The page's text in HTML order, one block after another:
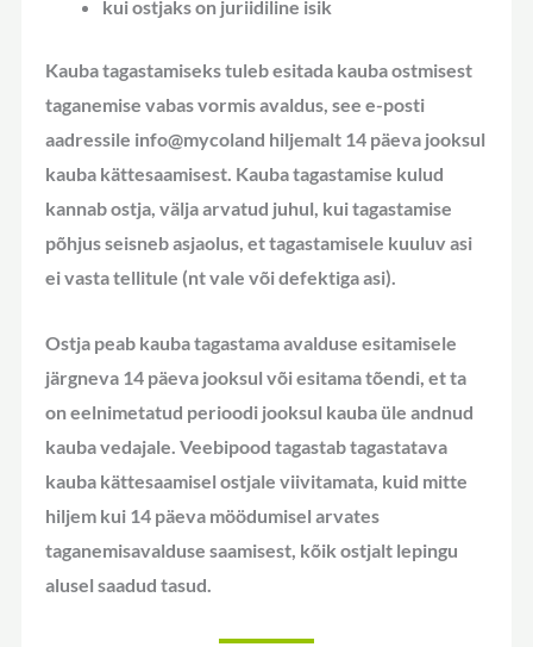
kui ostjaks on juriidiline isik
Kauba tagastamiseks tuleb esitada kauba ostmisest
taganemise vabas vormis avaldus, see e-posti
aadressile info@mycoland hiljemalt 14 päeva jooksul
kauba kättesaamisest. Kauba tagastamise kulud
kannab ostja, välja arvatud juhul, kui tagastamise
põhjus seisneb asjaolus, et tagastamisele kuuluv asi
ei vasta tellitule (nt vale või defektiga asi).
Ostja peab kauba tagastama avalduse esitamisele
järgneva 14 päeva jooksul või esitama tõendi, et ta
on eelnimetatud perioodi jooksul kauba üle andnud
kauba vedajale. Veebipood tagastab tagastatava
kauba kättesaamisel ostjale viivitamata, kuid mitte
hiljem kui 14 päeva möödumisel arvates
taganemisavalduse saamisest, kõik ostjalt lepingu
alusel saadud tasud.